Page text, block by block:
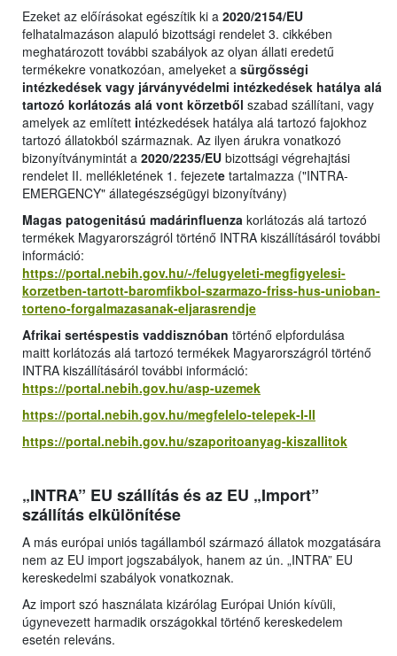
Ezeket az előírásokat egészítik ki a 2020/2154/EU
felhatalmazáson alapuló bizottsági rendelet 3. cikkében
meghatározott további szabályok az olyan állati eredetű
termékekre vonatkozóan, amelyeket a sürgősségi
intézkedések vagy járványvédelmi intézkedések hatálya alá
tartozó korlátozás alá vont körzetből szabad szállítani, vagy
amelyek az említett intézkedések hatálya alá tartozó fajokhoz
tartozó állatokból származnak. Az ilyen árukra vonatkozó
bizonyítványmintát a 2020/2235/EU bizottsági végrehajtási
rendelet II. mellékletének 1. fejezete tartalmazza ("INTRA-
EMERGENCY" állategészségügyi bizonyítvány)
Magas patogenitású madárinfluenza korlátozás alá tartozó
termékek Magyarországról történő INTRA kiszállításáról további
információ:
https://portal.nebih.gov.hu/-/felugyeleti-megfigyelesi-
korzetben-tartott-baromfikbol-szarmazo-friss-hus-unioban-
torteno-forgalmazasanak-eljarasrendje
Afrikai sertéspestis vaddisznóban történő elpfordulása
maitt korlátozás alá tartozó termékek Magyarországról történő
INTRA kiszállításáról további információ:
https://portal.nebih.gov.hu/asp-uzemek
https://portal.nebih.gov.hu/megfelelo-telepek-I-II
https://portal.nebih.gov.hu/szaporitoanyag-kiszallitok
„INTRA” EU szállítás és az EU „Import”
szállítás elkülönítése
A más európai uniós tagállamból származó állatok mozgatására
nem az EU import jogszabályok, hanem az ún. „INTRA” EU
kereskedelmi szabályok vonatkoznak.
Az import szó használata kizárólag Európai Unión kívüli,
úgynevezett harmadik országokkal történő kereskedelem
esetén releváns.